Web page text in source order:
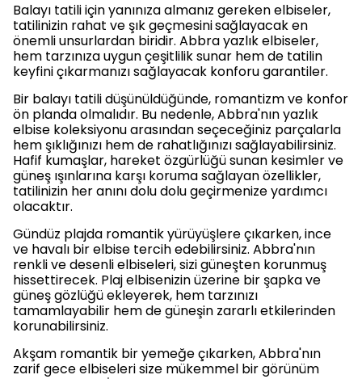
Balayı tatili için yanınıza almanız gereken elbiseler,
tatilinizin rahat ve şık geçmesinisağlayacak en
önemli unsurlardan biridir. Abbra yazlık elbiseler,
hem tarzınıza uygun çeşitlilik sunar hem de tatilin
keyfini çıkarmanızı sağlayacak konforu garantiler.
Bir balayı tatili düşünüldüğünde, romantizm ve konfor
ön planda olmalıdır. Bu nedenle, Abbra'nın yazlık
elbise koleksiyonu arasından seçeceğiniz parçalarla
hem şıklığınızı hem de rahatlığınızı sağlayabilirsiniz.
Hafif kumaşlar, hareket özgürlüğü sunan kesimler ve
güneş ışınlarına karşı koruma sağlayan özellikler,
tatilinizin her anını dolu dolu geçirmenize yardımcı
olacaktır.
Gündüz plajda romantik yürüyüşlere çıkarken, ince
ve havalı bir elbise tercih edebilirsiniz. Abbra'nın
renkli ve desenli elbiseleri, sizi güneşten korunmuş
hissettirecek. Plaj elbisenizin üzerine bir şapka ve
güneş gözlüğü ekleyerek, hem tarzınızı
tamamlayabilir hem de güneşin zararlı etkilerinden
korunabilirsiniz.
Akşam romantik bir yemeğe çıkarken, Abbra'nın
zarif gece elbiseleri size mükemmel bir görünüm